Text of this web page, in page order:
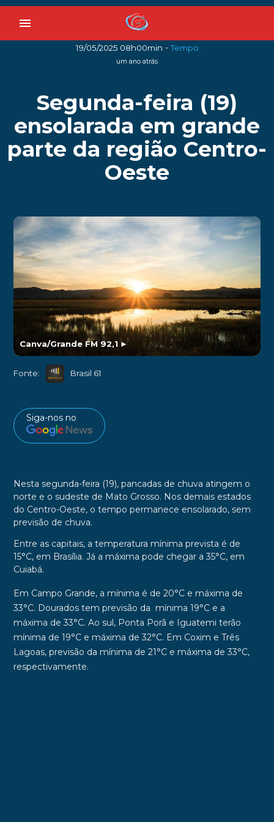
menu
19/05/2025 08h00min -Tempo
um ano atrás
Segunda-feira (19)
ensolarada em grande
parte da região Centro-
Oeste
Canva/Grande FM 92,1►
Fonte: Brasil 61
Siga-nos no
Nesta segunda-feira (19), pancadas de chuva atingem o
norte e o sudeste de Mato Grosso. Nos demais estados
do Centro-Oeste, o tempo permanece ensolarado, sem
previsão de chuva.
Entre as capitais, a temperatura mínima prevista é de
15°C, em Brasília. Já a máxima pode chegar a 35°C, em
Cuiabá.
Em Campo Grande, a mínima é de 20°C e máxima de
33°C. Dourados tem previsão da mínima 19°C e a
máxima de 33°C. Ao sul, Ponta Porã e Iguatemi terão
mínima de 19°C e máxima de 32°C. Em Coxim e Três
Lagoas, previsão da mínima de 21°C e máxima de 33°C,
respectivamente.